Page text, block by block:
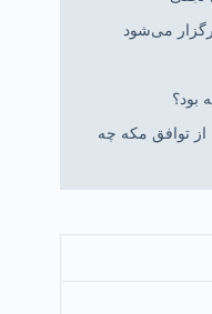
می‌شود
بود؟
از توافق مکه چه